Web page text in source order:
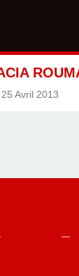
25 Avril 2013